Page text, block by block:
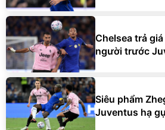
Chelsea trả
người trước
Siêu phẩm
Juventus hạ